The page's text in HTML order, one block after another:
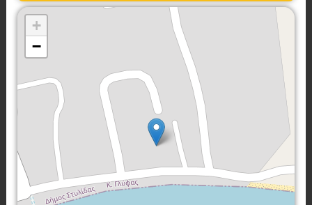
+
−